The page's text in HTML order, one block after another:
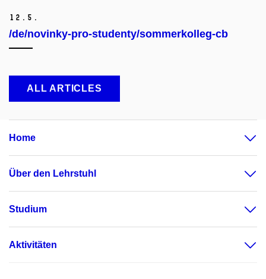
12. 5.
/de/novinky-pro-studenty/sommerkolleg-cb
ALL ARTICLES
Home
Über den Lehrstuhl
Studium
Aktivitäten